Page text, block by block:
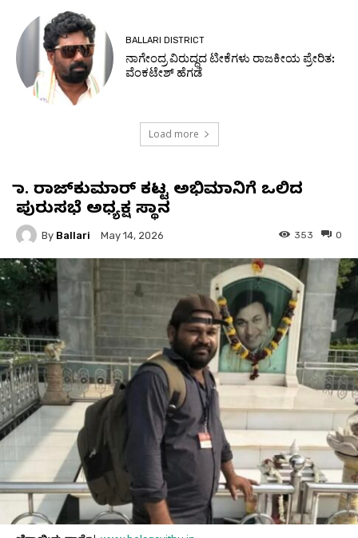
BALLARI DISTRICT
ನಾಗೇಂದ್ರ ವಿರುದ್ಧದ ಟೀಕೆಗಳು ರಾಜಕೀಯ ಪ್ರೇರಿತ:
ವೆಂಕಟೇಶ್ ಹೆಗಡೆ
Load more